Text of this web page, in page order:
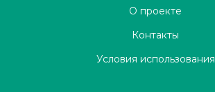
О проекте
Контакты
Условия использования